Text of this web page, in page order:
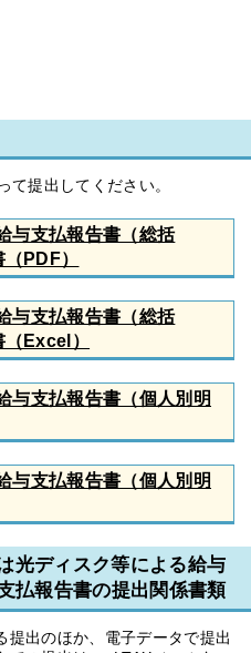
提出してください。
与支払報告書（総括
PDF）
与支払報告書（総括
Excel）
与支払報告書（個人別明
与支払報告書（個人別明
光ディスク等による給与
払報告書の提出関係書類
出のほか、電子データで提出